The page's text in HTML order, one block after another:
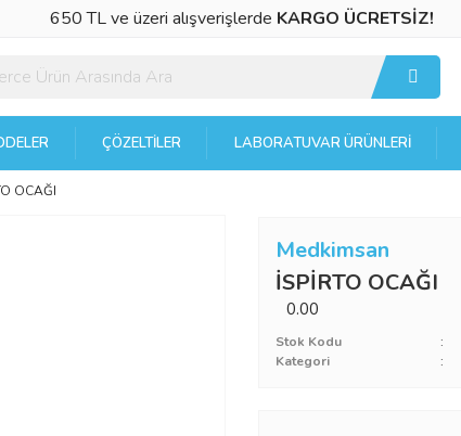
650 TL ve üzeri alışverişlerde KARGO ÜCRETSİZ!
ÇÖZELTILER LABORATUVAR ÜRÜNLERI
OCAĞI
Medkimsan
İSPİRTO OCAĞI
0.00
Stok Kodu
Kategori